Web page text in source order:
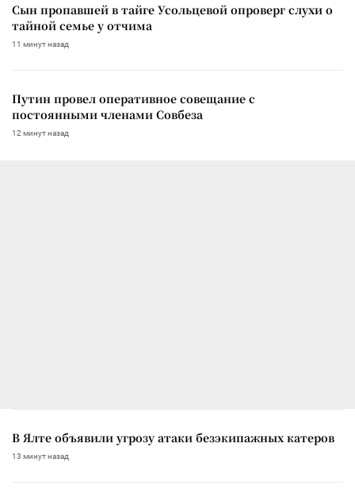
Сын пропавшей в тайге Усольцевой опроверг слухи о
тайной семье у отчима
11 минут назад
Путин провел оперативное совещание с
постоянными членами Совбеза
12 минут назад
В Ялте объявили угрозу атаки безэкипажных катеров
13 минут назад